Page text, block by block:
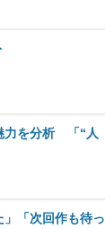
力を分析 「“人
「次回作も待っ